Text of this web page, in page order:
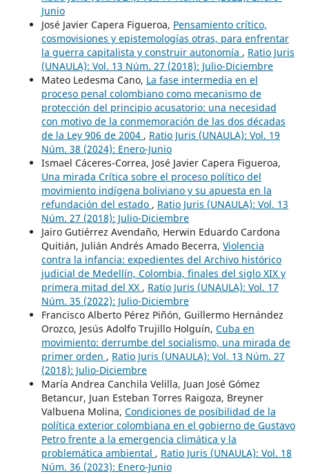
Junio
José Javier Capera Figueroa, Pensamiento crítico,
cosmovisiones y epistemologías otras, para enfrentar
la guerra capitalista y construir autonomía , Ratio Juris
(UNAULA): Vol. 13 Núm. 27 (2018): Julio-Diciembre
Mateo Ledesma Cano, La fase intermedia en el
proceso penal colombiano como mecanismo de
protección del principio acusatorio: una necesidad
con motivo de la conmemoración de las dos décadas
de la Ley 906 de 2004 , Ratio Juris (UNAULA): Vol. 19
Núm. 38 (2024): Enero-Junio
Ismael Cáceres-Correa, José Javier Capera Figueroa,
Una mirada Crítica sobre el proceso político del
movimiento indígena boliviano y su apuesta en la
refundación del estado , Ratio Juris (UNAULA): Vol. 13
Núm. 27 (2018): Julio-Diciembre
Jairo Gutiérrez Avendaño, Herwin Eduardo Cardona
Quitián, Julián Andrés Amado Becerra, Violencia
contra la infancia: expedientes del Archivo histórico
judicial de Medellín, Colombia, finales del siglo XIX y
primera mitad del XX , Ratio Juris (UNAULA): Vol. 17
Núm. 35 (2022): Julio-Diciembre
Francisco Alberto Pérez Piñón, Guillermo Hernández
Orozco, Jesús Adolfo Trujillo Holguín, Cuba en
movimiento: derrumbe del socialismo, una mirada de
primer orden , Ratio Juris (UNAULA): Vol. 13 Núm. 27
(2018): Julio-Diciembre
María Andrea Canchila Velilla, Juan José Gómez
Betancur, Juan Esteban Torres Raigoza, Breyner
Valbuena Molina, Condiciones de posibilidad de la
política exterior colombiana en el gobierno de Gustavo
Petro frente a la emergencia climática y la
problemática ambiental , Ratio Juris (UNAULA): Vol. 18
Núm. 36 (2023): Enero-Junio